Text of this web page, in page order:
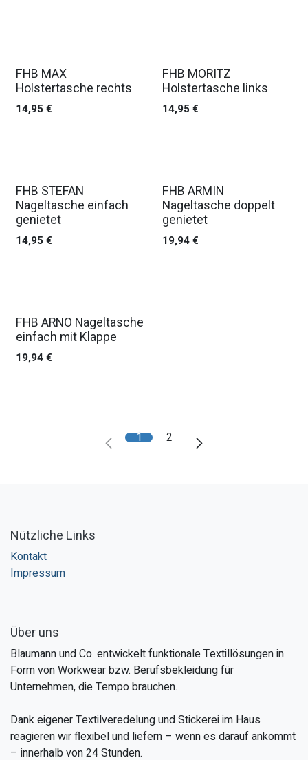
FHB MAX
Holstertasche rechts
14,95€
FHB MORITZ
Holstertasche links
14,95€
FHB STEFAN
Nageltasche einfach
genietet
14,95€
FHB ARMIN
Nageltasche doppelt
genietet
19,94€
FHB ARNO Nageltasche
einfach mit Klappe
19,94€
1 2
Nützliche Links
Kontakt
Impressum
Über uns
Blaumann und Co. entwickelt funktionale Textillösungen in
Form von Workwear bzw. Berufsbekleidung für
Unternehmen, die Tempo brauchen.
Dank eigener Textilveredelung und Stickerei im Haus
reagieren wir flexibel und liefern – wenn es darauf ankommt
– innerhalb von 24 Stunden.